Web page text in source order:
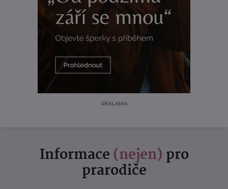
REKLAMA
Informace (nejen) pro
prarodiče